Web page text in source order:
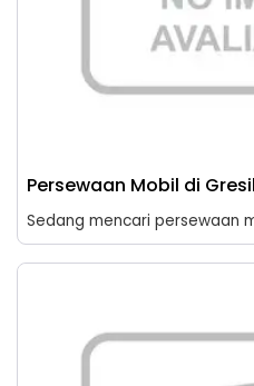
Persewaan Mobil di
Sedang mencari persewaan